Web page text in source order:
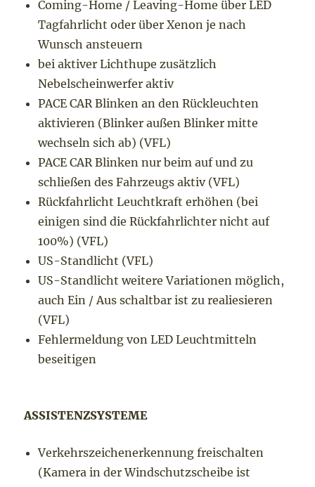
Coming-Home / Leaving-Home über LED
Tagfahrlicht oder über Xenon je nach
Wunsch ansteuern
bei aktiver Lichthupe zusätzlich
Nebelscheinwerfer aktiv
PACE CAR Blinken an den Rückleuchten
aktivieren (Blinker außen Blinker mitte
wechseln sich ab) (VFL)
PACE CAR Blinken nur beim auf und zu
schließen des Fahrzeugs aktiv (VFL)
Rückfahrlicht Leuchtkraft erhöhen (bei
einigen sind die Rückfahrlichter nicht auf
100%) (VFL)
US-Standlicht (VFL)
US-Standlicht weitere Variationen möglich,
auch Ein / Aus schaltbar ist zu realiesieren
(VFL)
Fehlermeldung von LED Leuchtmitteln
beseitigen
ASSISTENZSYSTEME
Verkehrszeichenerkennung freischalten
(Kamera in der Windschutzscheibe ist